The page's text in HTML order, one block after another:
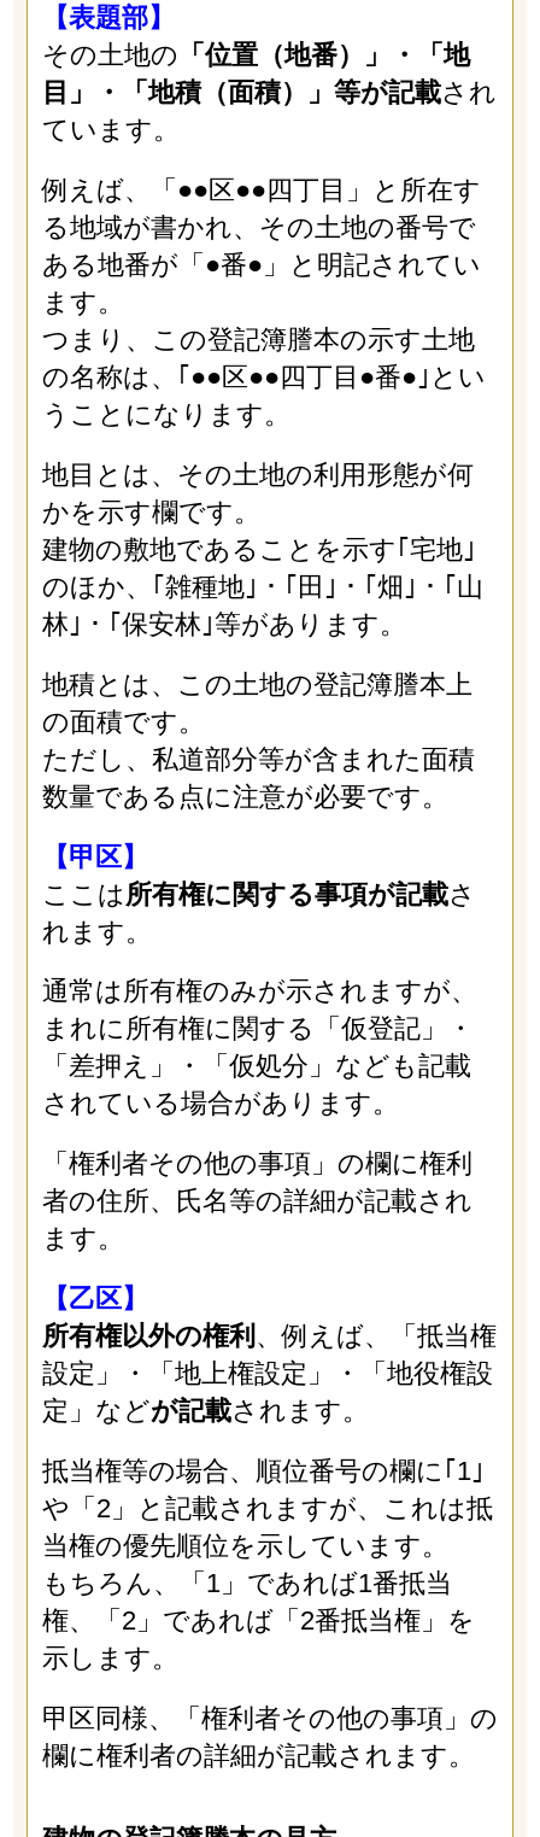
【表題部】
その土地の 「位置（地番）」・「地
目」・「地積（面積）」等が記載され
ています。
例えば、「●●区●●四丁目」と所在す
る地域が書かれ、その土地の番号で
ある地番が「●番●」と明記されてい
ます。
つまり、この登記簿謄本の示す土地
の名称は、｢●●区●●四丁目●番●｣とい
うことになります。
地目とは、その土地の利用形態が何
かを示す欄です。
建物の敷地であることを示す｢宅地｣
のほか、｢雑種地｣・｢田｣・｢畑｣・｢山
林｣・｢保安林｣等があります。
地積とは、この土地の登記簿謄本上
の面積です。
ただし、私道部分等が含まれた面積
数量である点に注意が必要です。
【甲区】
ここは 所有権に関する事項が記載さ
れます。
通常は所有権のみが示されますが、
まれに所有権に関する「仮登記」・
「差押え」・「仮処分」なども記載
されている場合があります。
「権利者その他の事項」の欄に権利
者の住所、氏名等の詳細が記載され
ます。
【乙区】
所有権以外の権利 、例えば、「抵当権
設定」・「地上権設定」・「地役権設
定」などが記載されます。
抵当権等の場合、順位番号の欄に｢1｣
や「2」と記載されますが、これは抵
当権の優先順位を示しています。
もちろん、「1」であれば1番抵当
権、「2」であれば「2番抵当権」を
示します。
甲区同様、「権利者その他の事項」の
欄に権利者の詳細が記載されます。